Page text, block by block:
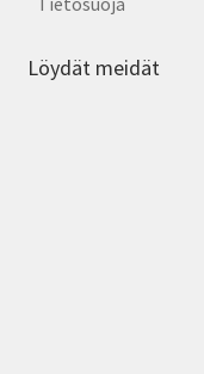
Löydät meidät